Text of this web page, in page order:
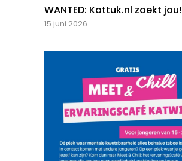
WANTED: Kattuk.nl zoekt jou!
15 juni 2026